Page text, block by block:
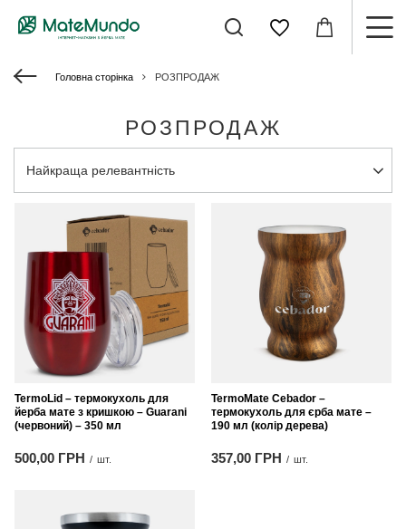
Головна сторінка РОЗПРОДАЖ
РОЗПРОДАЖ
Змінити сортування
Найкраща релевантність
TermoLid – термокухоль для
йерба мате з кришкою – Guarani
(червоний) – 350 мл
500,00 ГРН / шт.
TermoMate Cebador –
термокухоль для єрба мате –
190 мл (колір дерева)
357,00 ГРН / шт.